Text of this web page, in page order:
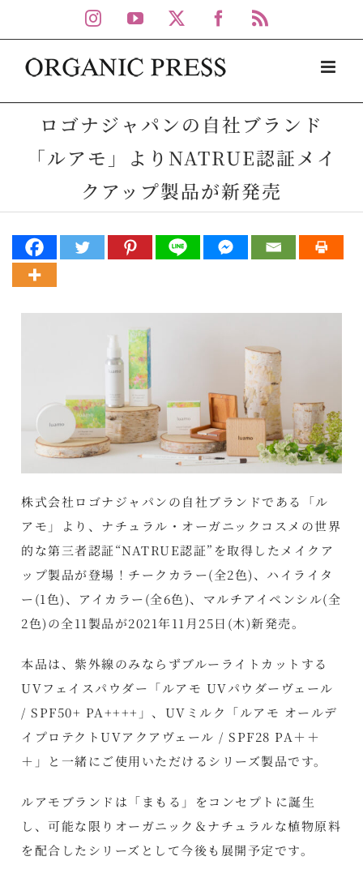
to
content
Instagram
YouTube Facebook
ロゴナジャパンの自社ブランド
「ルアモ」よりNATRUE認証メイ
クアップ製品が新発売
株式会社ロゴナジャパンの自社ブランドである「ル
アモ」より、ナチュラル・オーガニックコスメの世界
的な第三者認証“NATRUE認証”を取得したメイクア
ップ製品が登場！チークカラー(全2色)、ハイライタ
ー(1色)、アイカラー(全6色)、マルチアイペンシル(全
2色)の全11製品が2021年11月25日(木)新発売。
本品は、紫外線のみならずブルーライトカットする
UVフェイスパウダー「ルアモ UVパウダーヴェール
/ SPF50+ PA++++」、UVミルク「ルアモ オールデ
イプロテクトUVアクアヴェール / SPF28 PA＋＋
＋」と一緒にご使用いただけるシリーズ製品です。
ルアモブランドは「まもる」をコンセプトに誕生
し、可能な限りオーガニック＆ナチュラルな植物原料
を配合したシリーズとして今後も展開予定です。